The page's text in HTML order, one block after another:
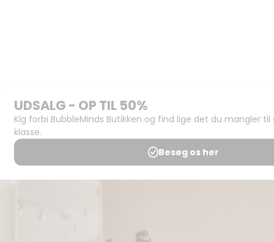
Support og
juridisk:
Spørgsmål og
svar
Medlemsbetingelser
Handels- og